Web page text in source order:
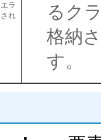
ラ
れ
るク
格納
す。